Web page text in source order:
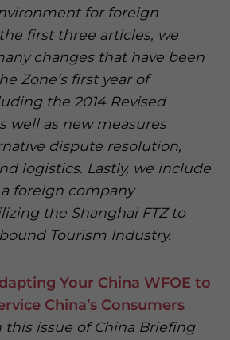
for foreign
first three articles, we
changes that have been
Zone’s first year of
the 2014 Revised
well as new measures
dispute resolution,
logistics. Lastly, we include
foreign company
the Shanghai FTZ to
Tourism Industry.
Your China WFOE to
China’s Consumers
this issue of China Briefing